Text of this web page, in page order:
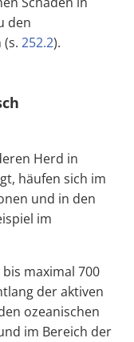
den
252.2).
Herd in
häufen sich im
und in den
im
maximal 700
der aktiven
ozeanischen
im Bereich der